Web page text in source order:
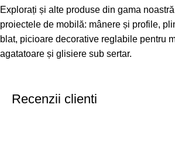
Explorați și alte produse din gama
proiectele de mobilă: mânere și profile,
blat, picioare decorative reglabile pentru
agatatoare și glisiere sub sertar.
Recenzii clienti